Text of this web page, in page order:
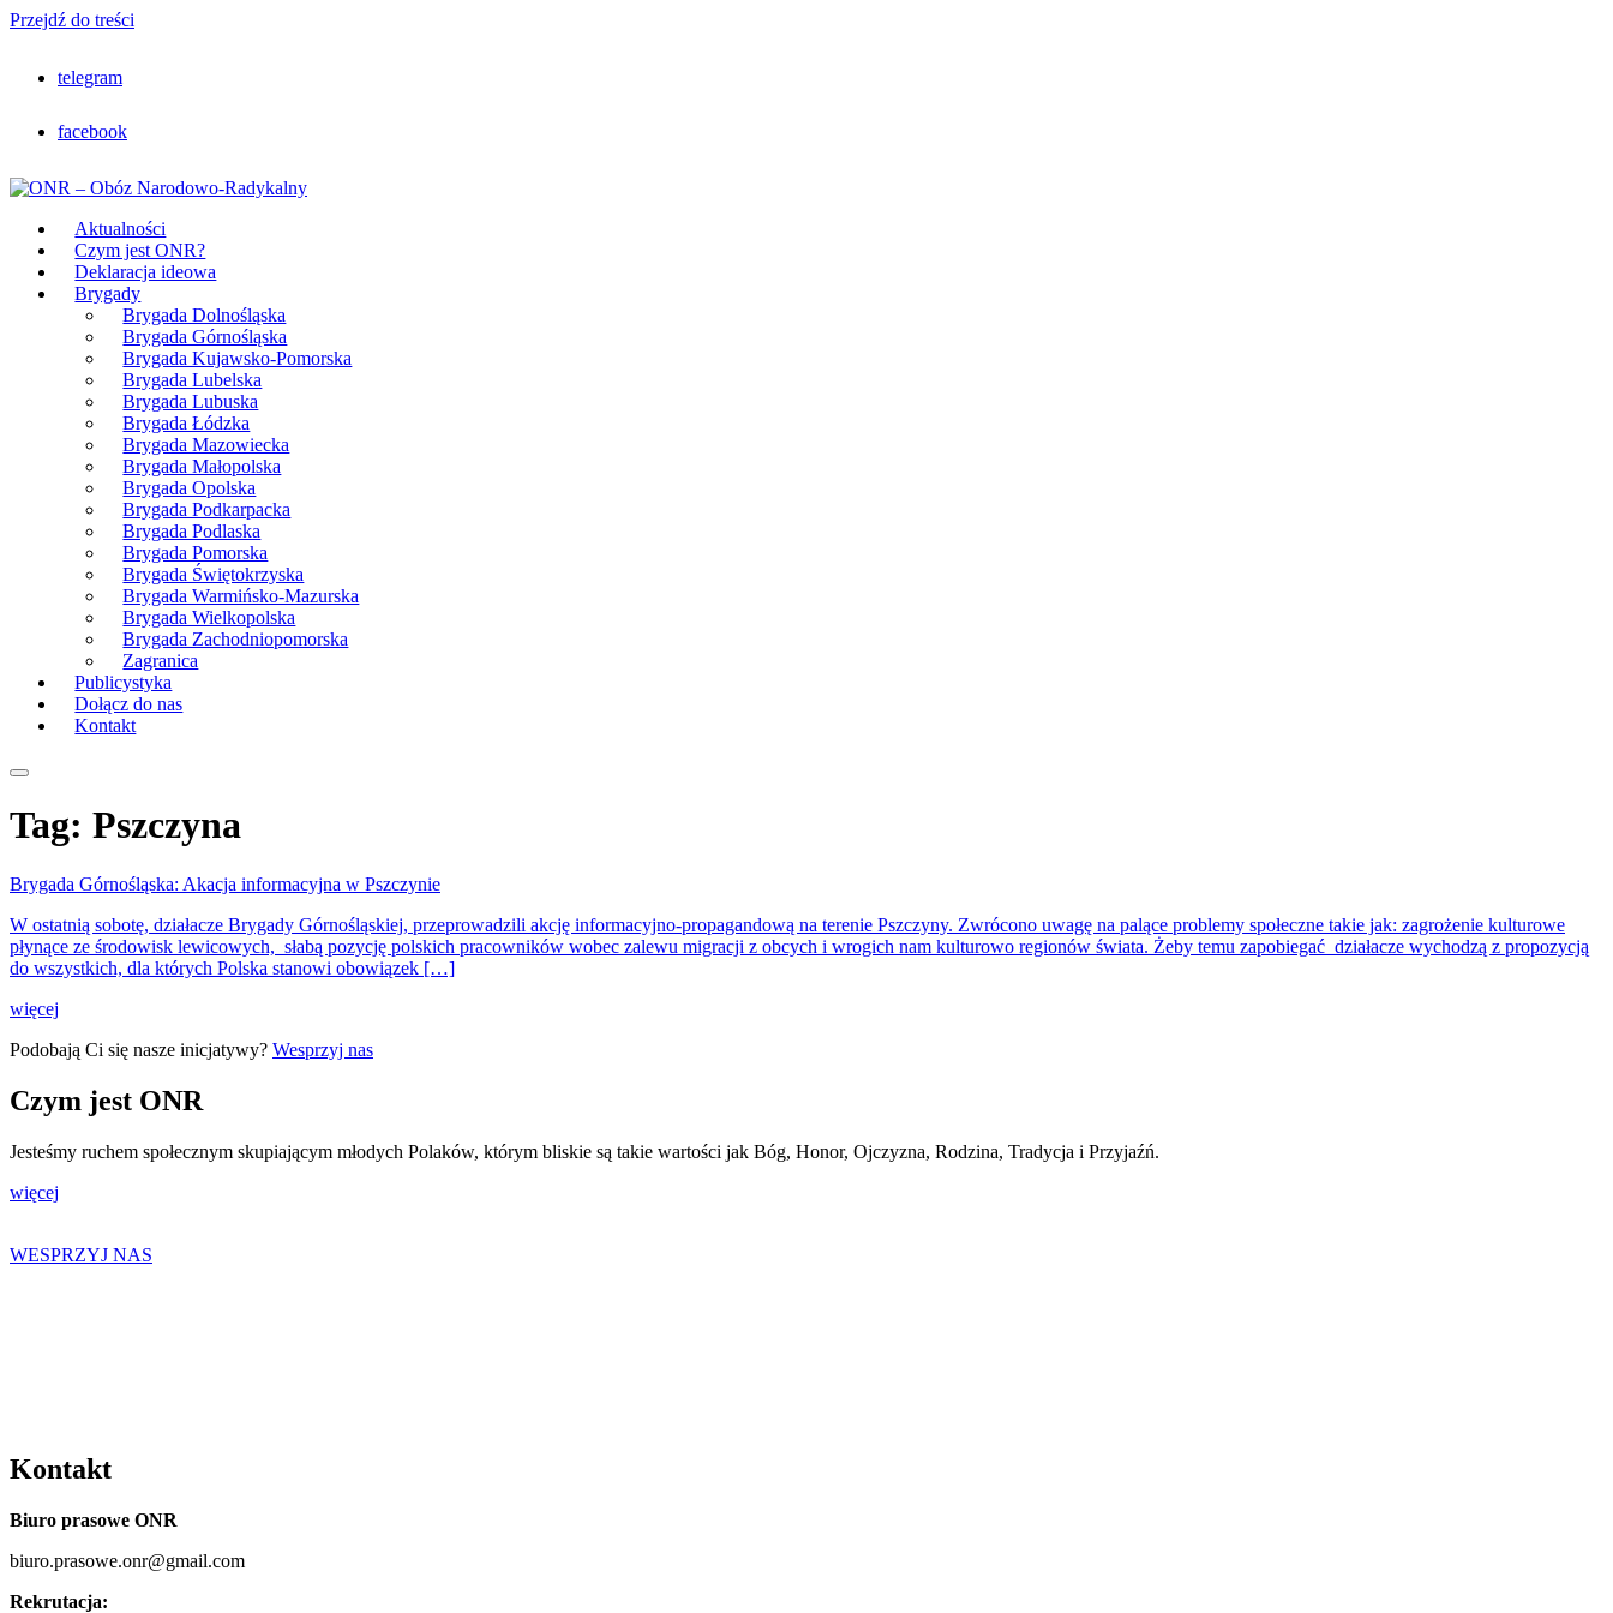
Przejdź do treści
telegram
facebook
Aktualności
Czym jest ONR?
Deklaracja ideowa
Brygady
Brygada Dolnośląska
Brygada Górnośląska
Brygada Kujawsko-Pomorska
Brygada Lubelska
Brygada Lubuska
Brygada Łódzka
Brygada Mazowiecka
Brygada Małopolska
Brygada Opolska
Brygada Podkarpacka
Brygada Podlaska
Brygada Pomorska
Brygada Świętokrzyska
Brygada Warmińsko-Mazurska
Brygada Wielkopolska
Brygada Zachodniopomorska
Zagranica
Publicystyka
Dołącz do nas
Kontakt
Tag: Pszczyna
Brygada Górnośląska: Akacja informacyjna w Pszczynie
W ostatnią sobotę, działacze Brygady Górnośląskiej, przeprowadzili akcję informacyjno-propagandową na terenie Pszczyny. Zwrócono uwagę na palące problemy społeczne takie jak: zagrożenie kulturowe
płynące ze środowisk lewicowych, słabą pozycję polskich pracowników wobec zalewu migracji z obcych i wrogich nam kulturowo regionów świata. Żeby temu zapobiegać działacze wychodzą z propozycją
do wszystkich, dla których Polska stanowi obowiązek […]
więcej
Podobają Ci się nasze inicjatywy? Wesprzyj nas
Czym jest ONR
Jesteśmy ruchem społecznym skupiającym młodych Polaków, którym bliskie są takie wartości jak Bóg, Honor, Ojczyzna, Rodzina, Tradycja i Przyjaźń.
więcej
WESPRZYJ NAS
Kontakt
Biuro prasowe ONR
biuro.prasowe.onr@gmail.com
Rekrutacja: